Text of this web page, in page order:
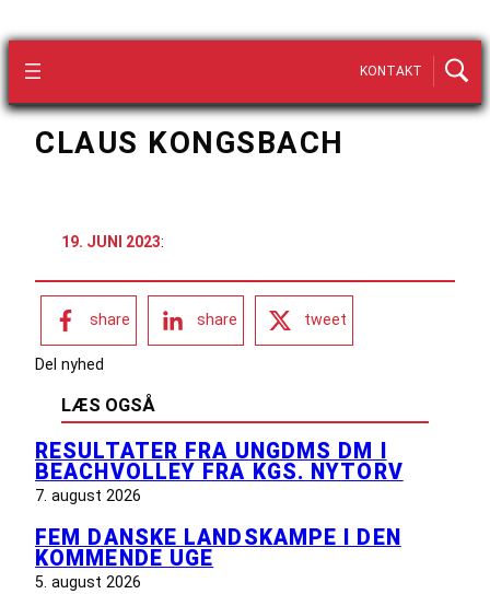
KONTAKT
CLAUS KONGSBACH
19. JUNI 2023:
share share tweet
Del nyhed
LÆS OGSÅ
RESULTATER FRA UNGDMS DM I
BEACHVOLLEY FRA KGS. NYTORV
7. august 2026
FEM DANSKE LANDSKAMPE I DEN
KOMMENDE UGE
5. august 2026